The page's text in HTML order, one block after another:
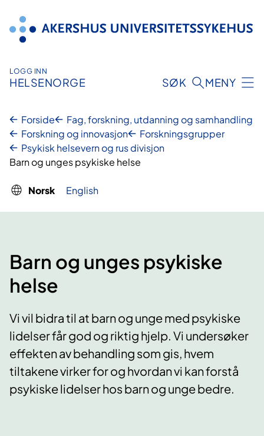
innhold
LOGG INN
HELSENORGE SØK MENY
Forside
Fag, forskning, utdanning og samhandling
Forskning og innovasjon
Forskningsgrupper
Psykisk helsevern og rus divisjon
Barn og unges psykiske helse
Norsk English
Barn og unges psykiske
helse
Vi vil bidra til at barn og unge med psykiske
lidelser får god og riktig hjelp. Vi undersøker
effekten av behandling som gis, hvem
tiltakene virker for og hvordan vi kan forstå
psykiske lidelser hos barn og unge bedre.